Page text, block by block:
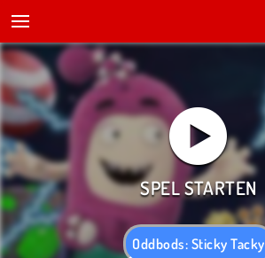
Oddbods: Sticky Tacky